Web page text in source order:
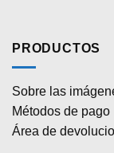
PRODUCTOS
Sobre las
Métodos de pago
Área de